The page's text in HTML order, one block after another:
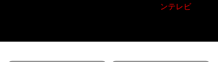
ンテレビ